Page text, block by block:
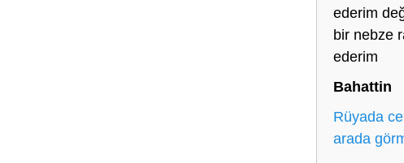
ederim
bir nebze
ederim
Bahattin
Rüyada
arada